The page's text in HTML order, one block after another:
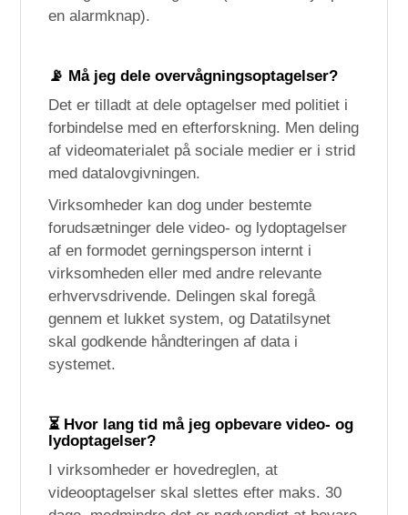
en alarmknap).
📡 Må jeg dele overvågningsoptagelser?
Det er tilladt at dele optagelser med politiet i
forbindelse med en efterforskning. Men deling
af videomaterialet på sociale medier er i strid
med datalovgivningen.
Virksomheder kan dog under bestemte
forudsætninger dele video- og lydoptagelser
af en formodet gerningsperson internt i
virksomheden eller med andre relevante
erhvervsdrivende. Delingen skal foregå
gennem et lukket system, og Datatilsynet
skal godkende håndteringen af data i
systemet.
⏳ Hvor lang tid må jeg opbevare video- og
lydoptagelser?
I virksomheder er hovedreglen, at
videooptagelser skal slettes efter maks. 30